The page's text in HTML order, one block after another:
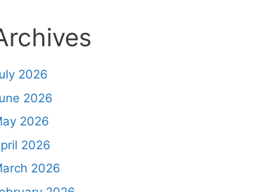
2026
2026
2026
2026
2026